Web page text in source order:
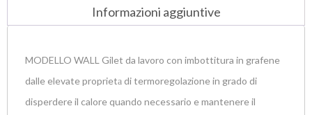
Informazioni aggiuntive
MODELLO WALL Gilet da lavoro con imbottitura in grafene
dalle elevate proprietа di termoregolazione in grado di
disperdere il calore quando necessario e mantenere il